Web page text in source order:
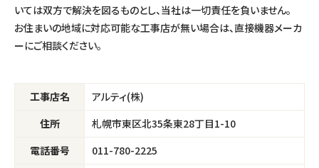
いては双方で解決を図るものとし、当社は一切責任を負いません。
お住まいの地域に対応可能な工事店が無い場合は、直接機器メーカ
ーにご相談ください。
アルティ(株)
札幌市東区北35条東28丁目1-10
011-780-2225